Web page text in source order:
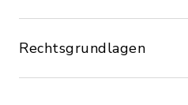
Rechtsgrundlagen